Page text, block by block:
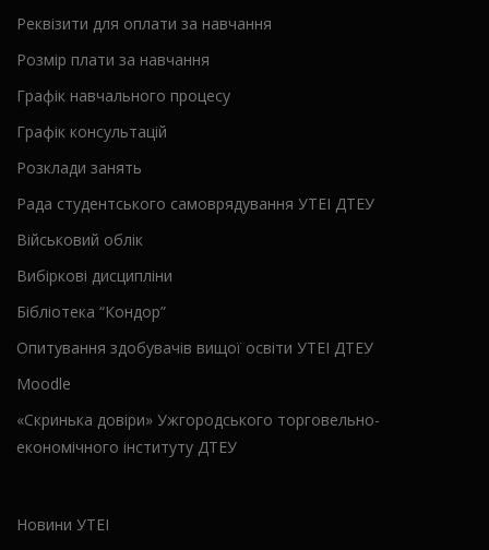
Реквізити для оплати за навчання
Розмір плати за навчання
Графік навчального процесу
Графік консультацій
Розклади занять
Рада студентського самоврядування УТЕІ ДТЕУ
Військовий облік
Вибіркові дисципліни
Бібліотека “Кондор”
Опитування здобувачів вищої освіти УТЕІ ДТЕУ
Moodle
«Скринька довіри» Ужгородського торговельно-
економічного інституту ДТЕУ
Новини УТЕІ